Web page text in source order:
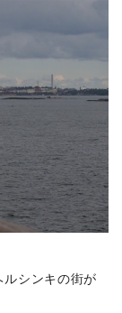
ルシンキの街が